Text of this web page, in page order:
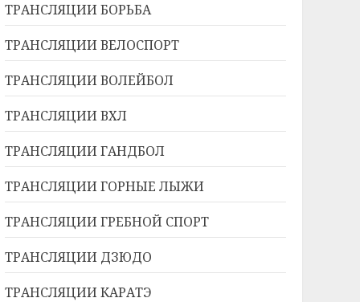
ТРАНСЛЯЦИИ БОРЬБА
ТРАНСЛЯЦИИ ВЕЛОСПОРТ
ТРАНСЛЯЦИИ ВОЛЕЙБОЛ
ТРАНСЛЯЦИИ ВХЛ
ТРАНСЛЯЦИИ ГАНДБОЛ
ТРАНСЛЯЦИИ ГОРНЫЕ ЛЫЖИ
ТРАНСЛЯЦИИ ГРЕБНОЙ СПОРТ
ТРАНСЛЯЦИИ ДЗЮДО
ТРАНСЛЯЦИИ КАРАТЭ